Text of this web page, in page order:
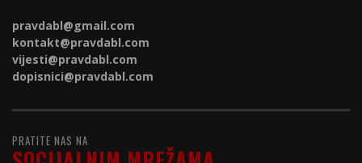
pravdabl@gmail.com
kontakt@pravdabl.com
vijesti@pravdabl.com
dopisnici@pravdabl.com
PRATITE NAS NA